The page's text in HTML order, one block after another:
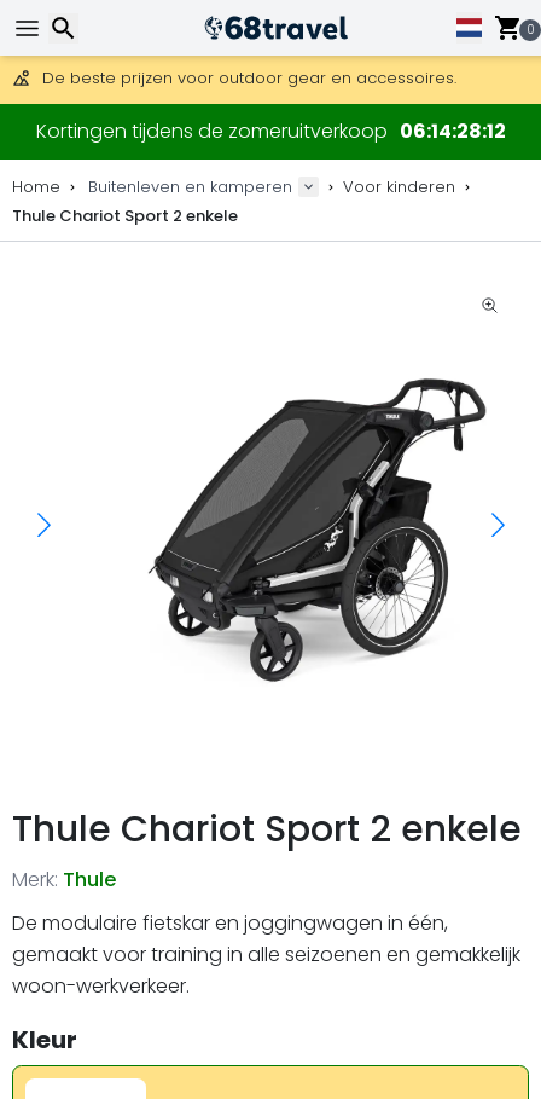
0
DHL Express is ook beschikbaar.
De beste prijzen voor outdoor gear en accessoires.
Kortingen tijdens de zomeruitverkoop 06142811
Home Buitenleven en kamperen
Voor kinderen
Thule Chariot Sport 2 enkele
Thule Chariot Sport 2 enkele
Merk: Thule
De modulaire fietskar en joggingwagen in één,
gemaakt voor training in alle seizoenen en gemakkelijk
woon-werkverkeer.
Kleur
Zoeken